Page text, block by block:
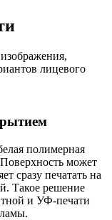
лицевого
полимерная
может
сразу печатать на
Такое решение
и УФ-печати